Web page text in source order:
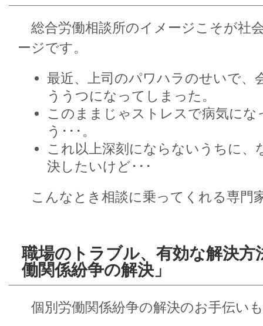
総合労働相談所のイメージこそが社
ージです。
最近、上司のパワハラのせいで、
ううつになってしまった。
このままじゃストレスで病気にな
う･･･。
これ以上深刻にならないうちに、
決したいけど･･･
こんなとき相談に乗ってくれる専門
職場のトラブル、有効な解決方
働関係紛争の解決」
個別労働関係紛争の解決のお手伝い